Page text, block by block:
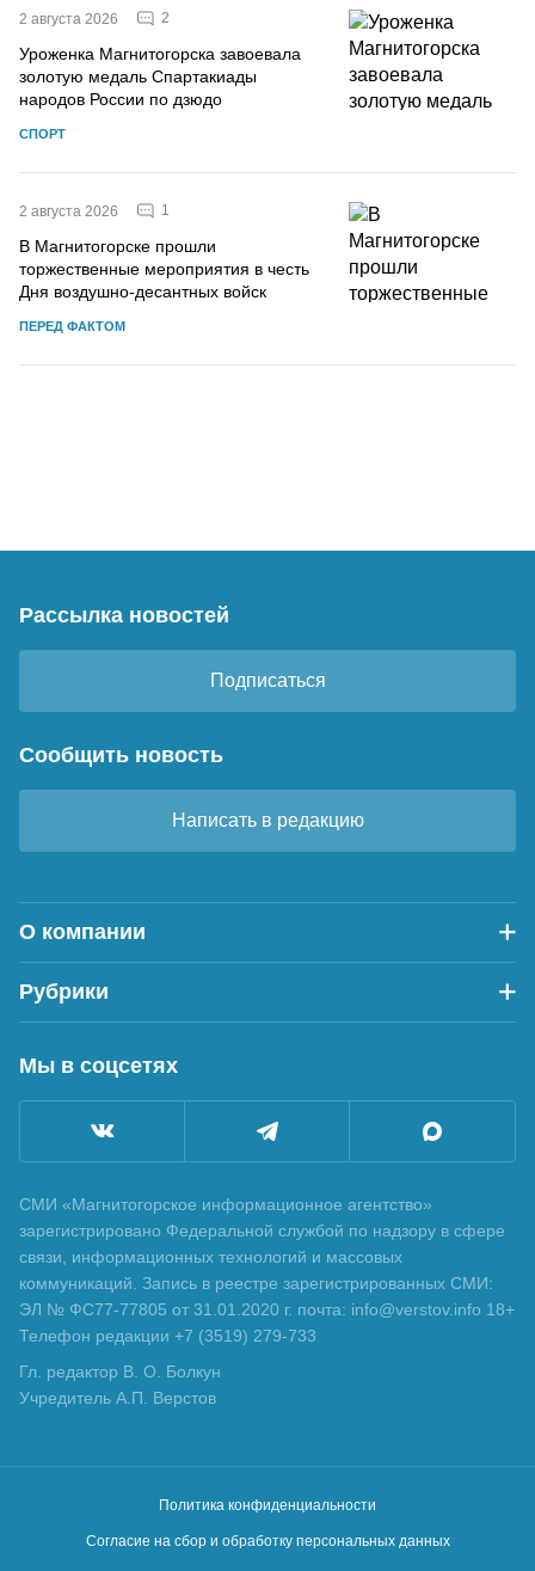
2 августа 2026 2
Уроженка Магнитогорска завоевала
золотую медаль Спартакиады
народов России по дзюдо
СПОРТ
2 августа 2026 1
В Магнитогорске прошли
торжественные мероприятия в честь
Дня воздушно-десантных войск
ПЕРЕД ФАКТОМ
Рассылка новостей
Подписаться
Сообщить новость
Написать в редакцию
О компании
Рубрики
Мы в соцсетях
СМИ «Магнитогорское информационное агентство»
зарегистрировано Федеральной службой по надзору в сфере
связи, информационных технологий и массовых
коммуникаций. Запись в реестре зарегистрированных СМИ:
ЭЛ № ФС77-77805 от 31.01.2020 г. почта: info@verstov.info 18+
Телефон редакции +7 (3519) 279-733
Гл. редактор В. О. Болкун
Учредитель А.П. Верстов
Политика конфиденциальности
Согласие на сбор и обработку персональных данных